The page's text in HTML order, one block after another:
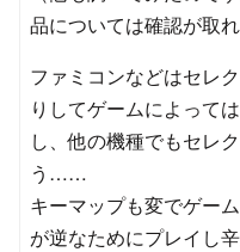
品については確認が取
ファミコンなどはセレ
りしてゲームによって
し、他の機種でもセレ
う……
キーマップも変でゲー
が逆なためにプレイし